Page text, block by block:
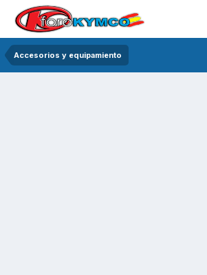
Accesorios y equipamiento